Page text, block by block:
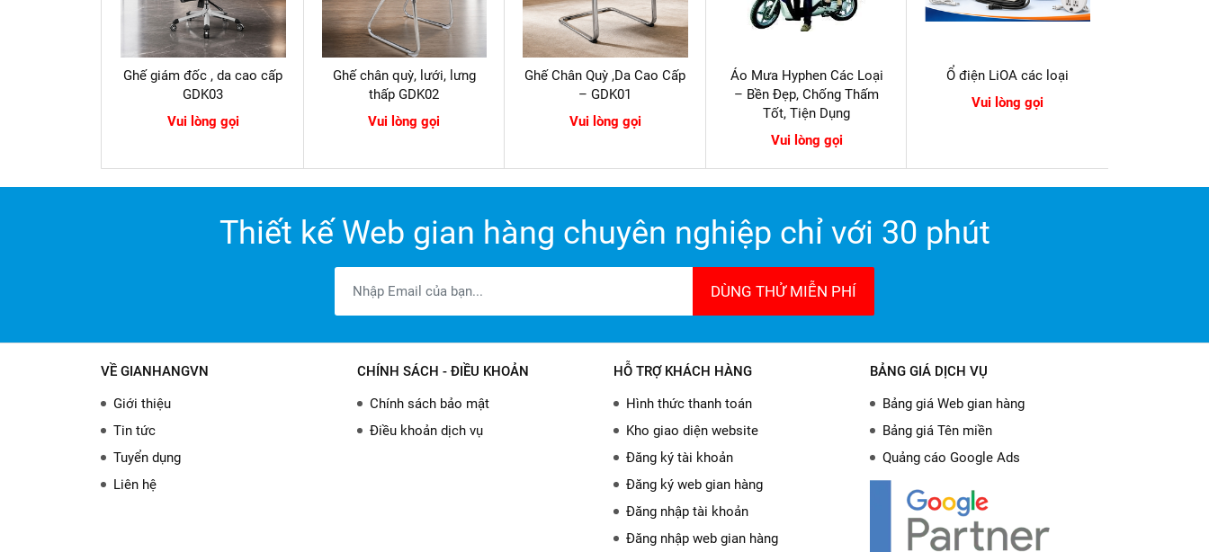
Ghế giám đốc , da cao cấp
GDK03
Vui lòng gọi
Ghế chân quỳ, lưới, lưng
thấp GDK02
Vui lòng gọi
Ghế Chân Quỳ ,Da Cao Cấp
– GDK01
Vui lòng gọi
Áo Mưa Hyphen Các Loại
– Bền Đẹp, Chống Thấm
Tốt, Tiện Dụng
Vui lòng gọi
Ổ điện LiOA các loại
Vui lòng gọi
Thiết kế Web gian hàng chuyên nghiệp chỉ với 30 phút
DÙNG THỬ MIỄN PHÍ
VỀ GIANHANGVN
Giới thiệu
Tin tức
Tuyển dụng
Liên hệ
CHÍNH SÁCH - ĐIỀU KHOẢN
Chính sách bảo mật
Điều khoản dịch vụ
HỖ TRỢ KHÁCH HÀNG
Hình thức thanh toán
Kho giao diện website
Đăng ký tài khoản
Đăng ký web gian hàng
Đăng nhập tài khoản
Đăng nhập web gian hàng
BẢNG GIÁ DỊCH VỤ
Bảng giá Web gian hàng
Bảng giá Tên miền
Quảng cáo Google Ads